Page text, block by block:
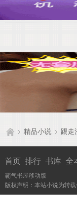
精品小说 踢走
首页 排行 书库 全
霸气书屋移动版
版权声明：本站小说为转